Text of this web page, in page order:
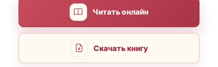
Читать онлайн
Скачать книгу